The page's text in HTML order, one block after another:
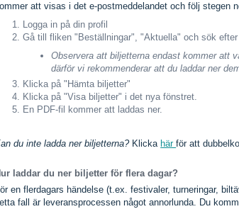
att visas i det e-postmeddelandet och följ stegen
Logga in på din profil
Gå till fliken "Beställningar", "Aktuella" och sök
Observera att biljetterna endast kommer att
därför vi rekommenderar att du laddar ner
Klicka på "Hämta biljetter"
Klicka på "Visa biljetter" i det nya fönstret.
En PDF-fil kommer att laddas ner.
du inte ladda ner biljetterna? Klicka härför att
laddar du ner biljetter för flera dagar?
en flerdagars händelse (t.ex. festivaler, turneringar,
fall är leveransprocessen något annorlunda. Du